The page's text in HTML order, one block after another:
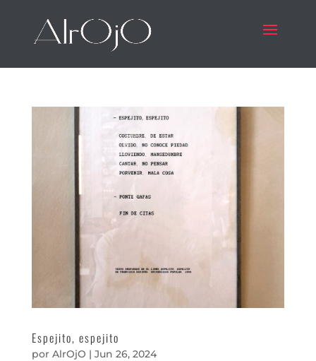
Espejito, espejito
por AlrOjO | Jun 26, 2024